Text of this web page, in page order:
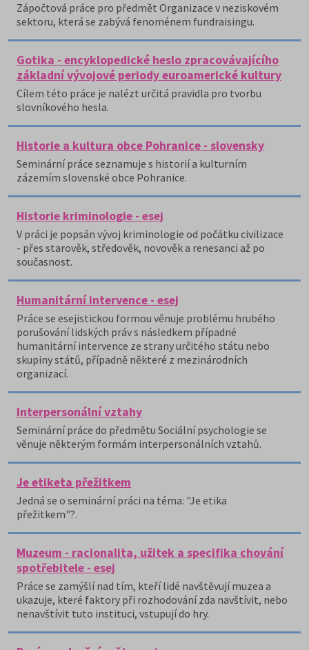
Zápočtová práce pro předmět Organizace v neziskovém
sektoru, která se zabývá fenoménem fundraisingu.
Gotika - encyklopedické heslo zpracovávajícího
základní vývojové periody euroamerické kultury
Cílem této práce je nalézt určitá pravidla pro tvorbu
slovníkového hesla.
Historie a kultura obce Pohranice - slovensky
Seminární práce seznamuje s historií a kulturním
zázemím slovenské obce Pohranice.
Historie kriminologie - esej
V práci je popsán vývoj kriminologie od počátku civilizace
- přes starověk, středověk, novověk a renesanci až po
současnost.
Humanitární intervence - esej
Práce se esejistickou formou věnuje problému hrubého
porušování lidských práv s následkem případné
humanitární intervence ze strany určitého státu nebo
skupiny států, případně některé z mezinárodních
organizací.
Interpersonální vztahy
Seminární práce do předmětu Sociální psychologie se
věnuje některým formám interpersonálních vztahů.
Je etiketa přežitkem
Jedná se o seminární práci na téma: "Je etika
přežitkem"?.
Muzeum - racionalita, užitek a specifika chování
spotřebitele - esej
Práce se zamýšlí nad tím, kteří lidé navštěvují muzea a
ukazuje, které faktory při rozhodování zda navštívit, nebo
nenavštívit tuto instituci, vstupují do hry.